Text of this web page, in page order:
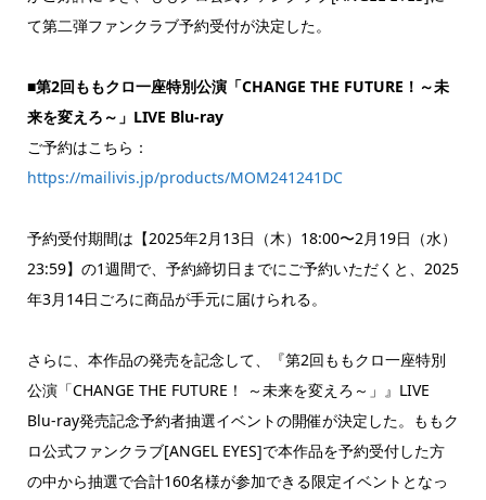
て第二弾ファンクラブ予約受付が決定した。
■第2回ももクロ一座特別公演「CHANGE THE FUTURE！～未
来を変えろ～」LIVE Blu-ray
ご予約はこちら：
https://mailivis.jp/products/MOM241241DC
予約受付期間は【2025年2月13日（木）18:00〜2月19日（水）
23:59】の1週間で、予約締切日までにご予約いただくと、2025
年3月14日ごろに商品が手元に届けられる。
さらに、本作品の発売を記念して、『第2回ももクロ一座特別
公演「CHANGE THE FUTURE！ ～未来を変えろ～」』LIVE
Blu-ray発売記念予約者抽選イベントの開催が決定した。ももク
ロ公式ファンクラブ[ANGEL EYES]で本作品を予約受付した方
の中から抽選で合計160名様が参加できる限定イベントとなっ